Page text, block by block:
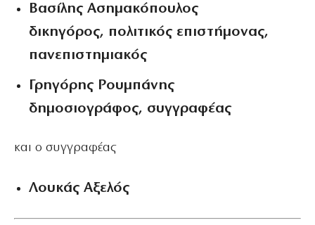
Βασίλης Ασημακόπουλος
δικηγόρος, πολιτικός επιστήμονας,
πανεπιστημιακός
Γρηγόρης Ρουμπάνης
δημοσιογράφος, συγγραφέας
και ο συγγραφέας
Λουκάς Αξελός